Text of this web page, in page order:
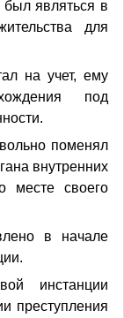
являться в
для
на учет, ему
под
поменял
внутренних
месте своего
в начале
инстанции
преступления